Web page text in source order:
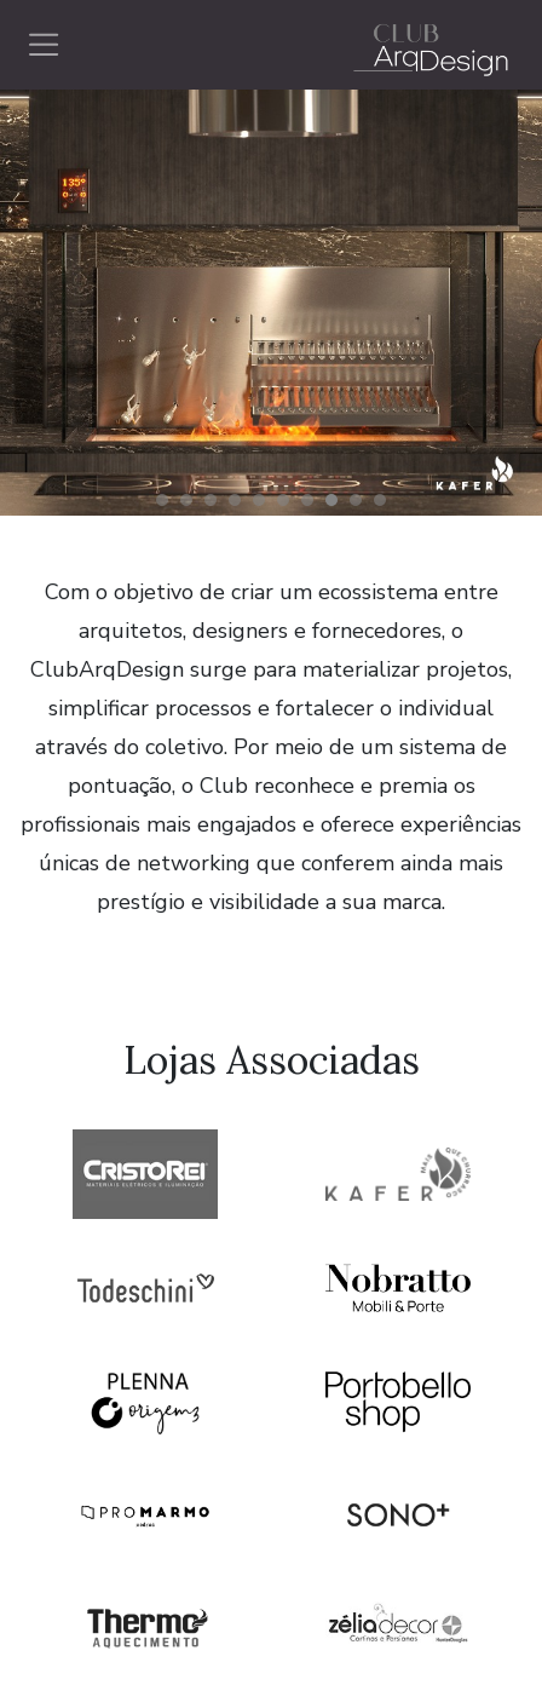
Com o objetivo de criar um ecossistema entre
arquitetos, designers e fornecedores, o
ClubArqDesign surge para materializar projetos,
simplificar processos e fortalecer o individual
através do coletivo. Por meio de um sistema de
pontuação, o Club reconhece e premia os
profissionais mais engajados e oferece experiências
únicas de networking que conferem ainda mais
prestígio e visibilidade a sua marca.
Lojas Associadas